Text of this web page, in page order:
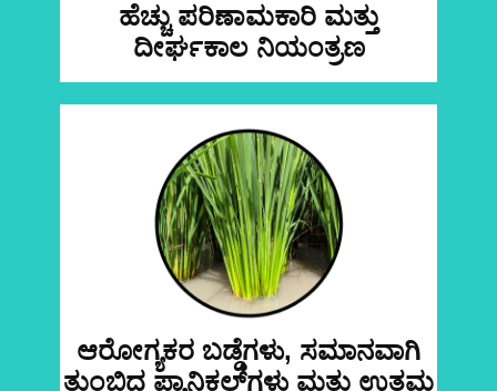
ಹೆಚ್ಚು ಪರಿಣಾಮಕಾರಿ ಮತ್ತು
ದೀರ್ಘಕಾಲ ನಿಯಂತ್ರಣ
ಆರೋಗ್ಯಕರ ಬಡ್ಡೆಗಳು, ಸಮಾನವಾಗಿ
ತುಂಬಿದ ​ಪ್ಯಾನಿಕಲ್‌ಗಳು ಮತ್ತು ಉತ್ತಮ